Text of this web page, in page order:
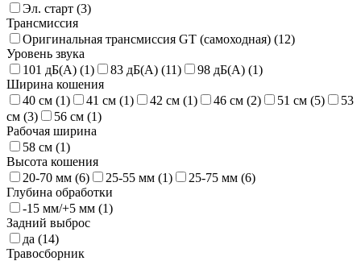
Эл. старт (3)
Трансмиссия
Оригинальная трансмиссия GT (самоходная) (12)
Уровень звука
101 дБ(А) (1) 83 дБ(А) (11) 98 дБ(А) (1)
Ширина кошения
40 см (1) 41 см (1) 42 см (1) 46 см (2) 51 см (5)
53
см (3) 56 см (1)
Рабочая ширина
58 см (1)
Высота кошения
20-70 мм (6) 25-55 мм (1) 25-75 мм (6)
Глубина обработки
-15 мм/+5 мм (1)
Задний выброс
да (14)
Травосборник